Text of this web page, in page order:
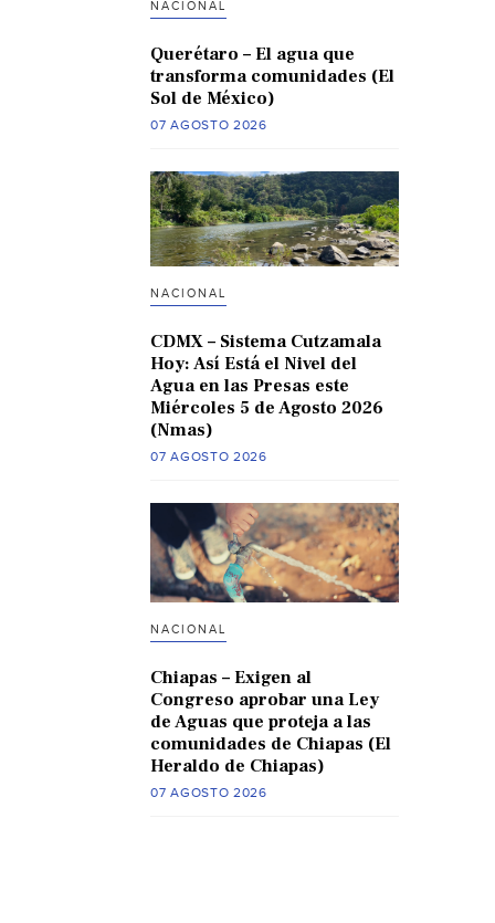
NACIONAL
Querétaro – El agua que
transforma comunidades (El
Sol de México)
07 AGOSTO 2026
NACIONAL
CDMX – Sistema Cutzamala
Hoy: Así Está el Nivel del
Agua en las Presas este
Miércoles 5 de Agosto 2026
(Nmas)
07 AGOSTO 2026
NACIONAL
Chiapas – Exigen al
Congreso aprobar una Ley
de Aguas que proteja a las
comunidades de Chiapas (El
Heraldo de Chiapas)
07 AGOSTO 2026